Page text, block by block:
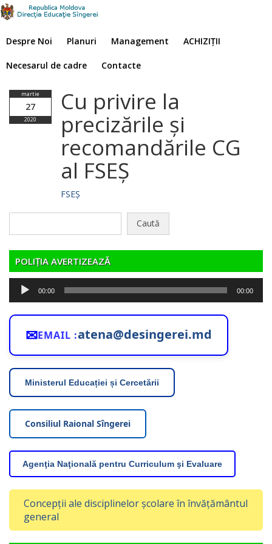
Despre Noi Planuri Management ACHIZIȚII
Necesarul de cadre Contacte
martie
27
2020
Cu privire la
precizările și
recomandările CG
al FSEȘ
FSEȘ
POLIȚIA AVERTIZEAZĂ
Player
audio
00:00 00:00
✉EMAIL :atena@desingerei.md
Ministerul Educației și Cercetării
Consiliul Raional Sîngerei
Agenţia Naţională pentru Curriculum şi Evaluare
Concepții ale disciplinelor școlare în învățământul
general